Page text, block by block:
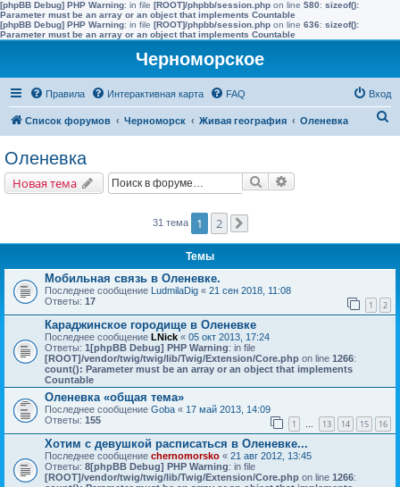
[phpBB Debug] PHP Warning: in file [ROOT]/phpbb/session.php on line 580: sizeof():
Parameter must be an array or an object that implements Countable
[phpBB Debug] PHP Warning: in file [ROOT]/phpbb/session.php on line 636: sizeof():
Parameter must be an array or an object that implements Countable
Черноморское
Правила Интерактивная карта FAQ Вход
Список форумов Черноморск Живая география Оленевка
Оленевка
Новая тема Поиск
31 тема 1 2
Темы
Мобильная связь в Оленевке.
Последнее сообщение LudmilaDig « 21 сен 2018, 11:08
Ответы: 17 1 2
Караджинское городище в Оленевке
Последнее сообщение LNick « 05 окт 2013, 17:24
Ответы: 1[phpBB Debug] PHP Warning: in file
[ROOT]/vendor/twig/twig/lib/Twig/Extension/Core.php on line 1266:
count(): Parameter must be an array or an object that implements
Countable
Оленевка «общая тема»
Последнее сообщение Goba « 17 май 2013, 14:09
Ответы: 155 1 … 13 14 15 16
Хотим с девушкой расписаться в Оленевке...
Последнее сообщение chernomorsko « 21 авг 2012, 13:45
Ответы: 8[phpBB Debug] PHP Warning: in file
[ROOT]/vendor/twig/twig/lib/Twig/Extension/Core.php on line 1266: